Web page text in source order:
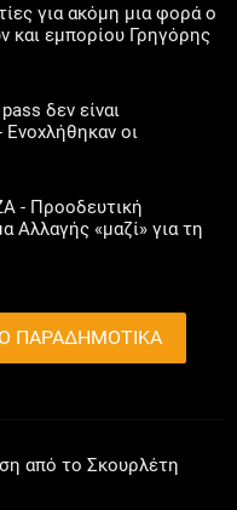
για ακόμη μια φορά ο
και εμπορίου Γρηγόρης
δεν είναι
οι
- Προοδευτική
Αλλαγής «μαζί» για τη
πολιτική
ΠΑΡΑΔΗΜΟΤΙΚΑ
από το Σκουρλέτη